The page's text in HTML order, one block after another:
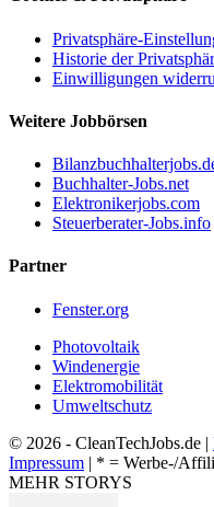
Privatsphäre-
Historie der
Einwilligungen
Weitere Jobbörsen
Buchhalter-Jobs.net
Elektronikerjobs.com
Steuerberater-Jobs.info
Partner
Fenster.org
Photovoltaik
Windenergie
Elektromobilität
Umweltschutz
© 2026 - CleanTechJobs.de |
Impressum | * = Werbe-/
MEHR STORYS